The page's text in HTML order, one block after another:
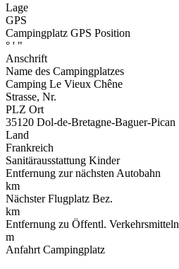
Lage
GPS
Campingplatz GPS Position
° ' "
Anschrift
Name des Campingplatzes
Camping Le Vieux Chêne
Strasse, Nr.
PLZ Ort
35120 Dol-de-Bretagne-Baguer-Pican
Land
Frankreich
Sanitärausstattung Kinder
Entfernung zur nächsten Autobahn
km
Nächster Flugplatz Bez.
km
Entfernung zu Öffentl. Verkehrsmitteln
m
Anfahrt Campingplatz